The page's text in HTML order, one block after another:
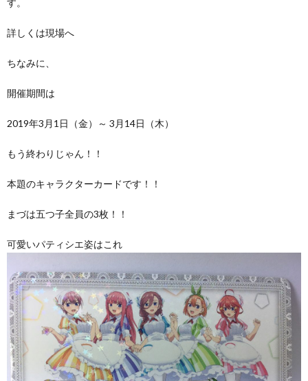
す。
詳しくは現場へ
ちなみに、
開催期間は
2019年3月1日（金）～ 3月14日（木）
もう終わりじゃん！！
本題のキャラクターカードです！！
まづは五つ子全員の3枚！！
可愛いパティシエ姿はこれ